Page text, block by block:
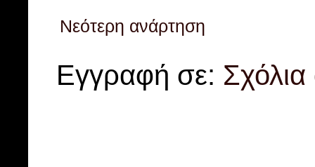
Νεότερη ανάρτηση
Εγγραφή σε: